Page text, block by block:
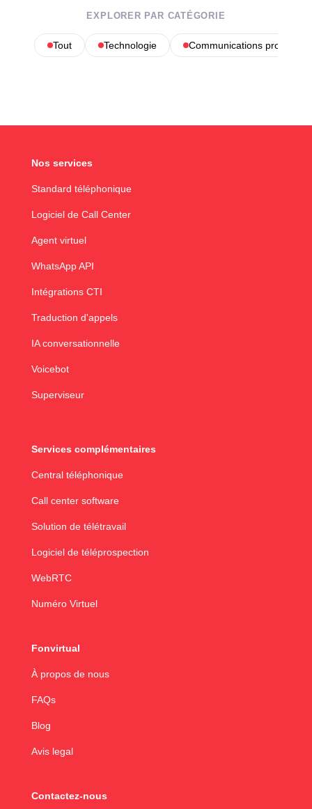
EXPLORER PAR CATÉGORIE
Tout Technologie Communications
Nos services
Standard téléphonique
Logiciel de Call Center
Agent virtuel
WhatsApp API
Intégrations CTI
Traduction d'appels
IA conversationnelle
Voicebot
Superviseur
Services complémentaires
Central téléphonique
Call center software
Solution de télétravail
Logiciel de téléprospection
WebRTC
Numéro Virtuel
Fonvirtual
À propos de nous
FAQs
Blog
Avis legal
Contactez-nous